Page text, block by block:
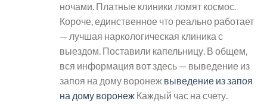
ночами. Платные клиники ломят космос.
Короче, единственное что реально работает
— лучшая наркологическая клиника с
выездом. Поставили капельницу. В общем,
вся информация вот здесь — выведение из
запоя на дому воронеж выведение из запоя
на дому воронеж Каждый час на счету.